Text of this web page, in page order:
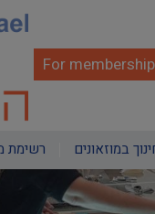
For
רשימת במוזאונים